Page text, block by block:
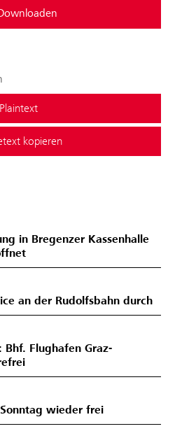
Plaintext
kopieren
in Bregenzer Kassenhalle
an der Rudolfsbahn durch
Flughafen Graz-
wieder frei